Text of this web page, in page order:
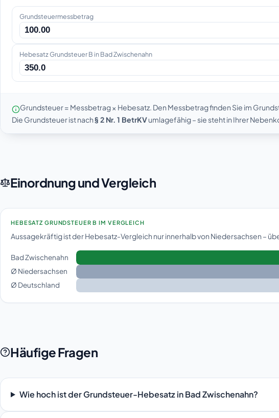
Grundsteuermessbetrag
Hebesatz Grundsteuer B in Bad Zwischenahn
Grundsteuer = Messbetrag × Hebesatz. Den Messbetrag finden Sie im
Die Grundsteuer ist nach§ 2 Nr. 1 BetrKVumlagefähig – sie steht in Ihrer
Einordnung und Vergleich
HEBESATZ GRUNDSTEUER B IM VERGLEICH
Aussagekräftig ist der Hebesatz-Vergleich nur innerhalb von Niedersachsen –
Bad Zwischenahn
Ø Niedersachsen
Ø Deutschland
Häufige Fragen
Wie hoch ist der Grundsteuer-Hebesatz in Bad Zwischenahn?